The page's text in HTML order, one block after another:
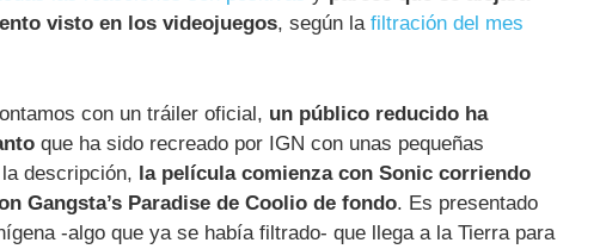
visto en los videojuegos, según la filtración del mes
con un tráiler oficial, un público reducido ha
que ha sido recreado por IGN con unas pequeñas
descripción, la película comienza con Sonic corriendo
Gangsta’s Paradise de Coolio de fondo. Es presentado
-algo que ya se había filtrado- que llega a la Tierra para